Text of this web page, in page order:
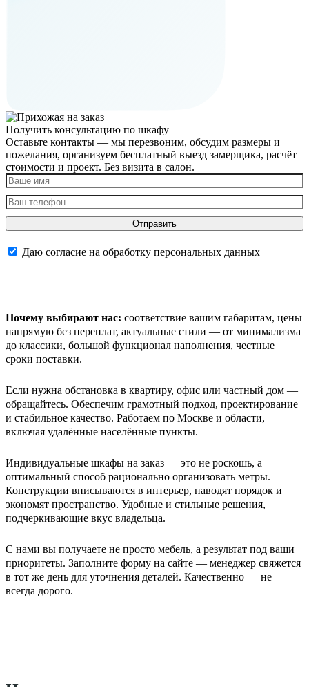
Получить консультацию по шкафу
Оставьте контакты — мы перезвоним, обсудим размеры и
пожелания, организуем бесплатный выезд замерщика, расчёт
стоимости и проект. Без визита в салон.
Отправить
Даю согласие на обработку персональных данных
Почему выбирают нас: соответствие вашим габаритам, цены
напрямую без переплат, актуальные стили — от минимализма
до классики, большой функционал наполнения, честные
сроки поставки.
Если нужна обстановка в квартиру, офис или частный дом —
обращайтесь. Обеспечим грамотный подход, проектирование
и стабильное качество. Работаем по Москве и области,
включая удалённые населённые пункты.
Индивидуальные шкафы на заказ — это не роскошь, а
оптимальный способ рационально организовать метры.
Конструкции вписываются в интерьер, наводят порядок и
экономят пространство. Удобные и стильные решения,
подчеркивающие вкус владельца.
С нами вы получаете не просто мебель, а результат под ваши
приоритеты. Заполните форму на сайте — менеджер свяжется
в тот же день для уточнения деталей. Качественно — не
всегда дорого.